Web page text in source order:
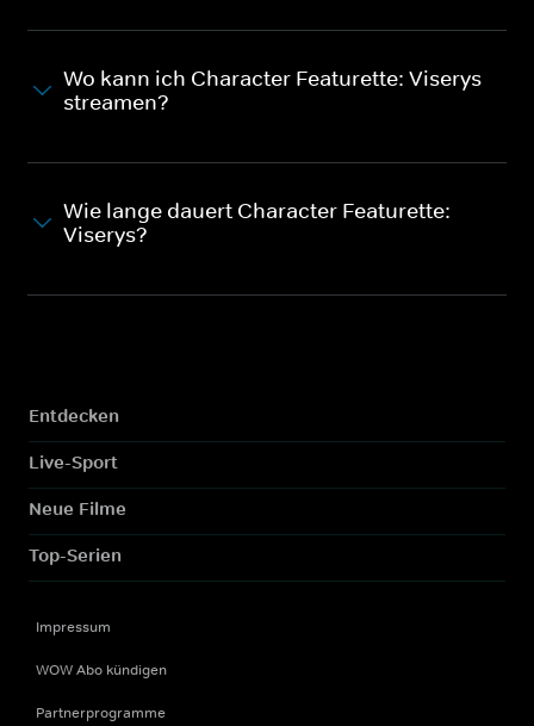
Wo kann ich Character Featurette: Viserys
streamen?
Wie lange dauert Character Featurette:
Viserys?
Entdecken
Live-Sport
Neue Filme
Top-Serien
Impressum
WOW Abo kündigen
Partnerprogramme